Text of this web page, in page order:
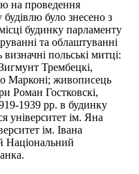
на проведення
будівлю було знесено з
будинку парламенту
та облаштуванні
польські митці:
Трембецкі,
Марконі; живописець
Роман Гостковскі,
1939 рр. в будинку
університет ім. Яна
ім. Івана
Національний